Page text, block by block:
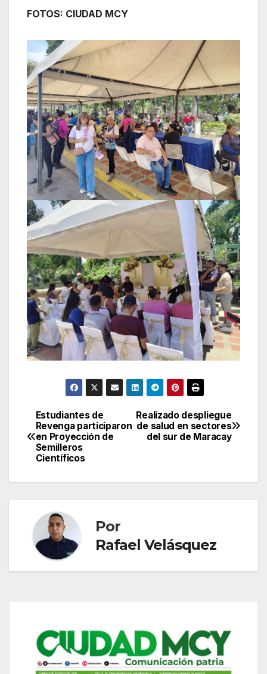
FOTOS: CIUDAD MCY
Navegación
de
Realizado despliegue
de salud en sectores
del sur de Maracay
Estudiantes de
Revenga participaron
en Proyección de
Semilleros
Científicos
Por
Rafael Velásquez